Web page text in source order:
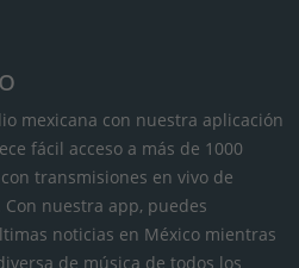
mexicana con nuestra aplicación
fácil acceso a más de 1000
transmisiones en vivo de
nuestra app, puedes
noticias en México mientras
de música de todos los